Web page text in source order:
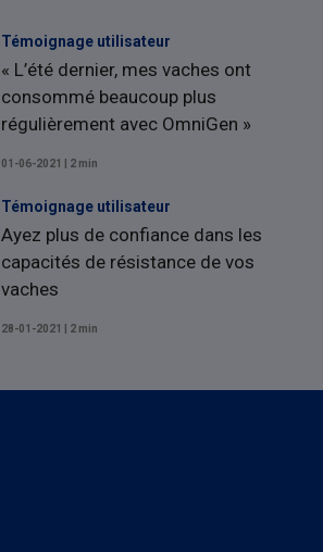
Témoignage utilisateur
« L’été dernier, mes vaches ont
consommé beaucoup plus
régulièrement avec OmniGen »
01-06-2021 | 2 min
Témoignage utilisateur
Ayez plus de confiance dans les
capacités de résistance de vos
vaches
28-01-2021 | 2 min